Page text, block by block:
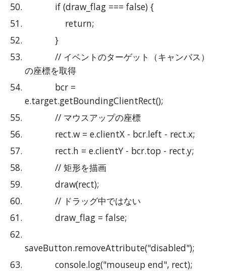
            if (draw_flag === false) {
                return;
            }
            // イベントのターゲット（キャンバス）
の座標を取得
e.target.getBoundingClientRect();
            // マウスアップの座標
            rect.w = e.clientX - bcr.left - rect.x;
            rect.h = e.clientY - bcr.top - rect.y;
            // 矩形を描画
            draw(rect);
            // ドラッグ中ではない
            draw_flag = false;
saveButton.removeAttribute("disabled");
            console.log("mouseup end", rect);